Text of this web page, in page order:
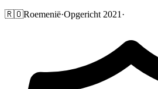
🇷🇴Roemenië·Opgericht 2021 ·